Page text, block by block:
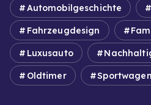
Automobilgeschichte
Fahrzeugdesign
Luxusauto
Oldtimer Sportwagen